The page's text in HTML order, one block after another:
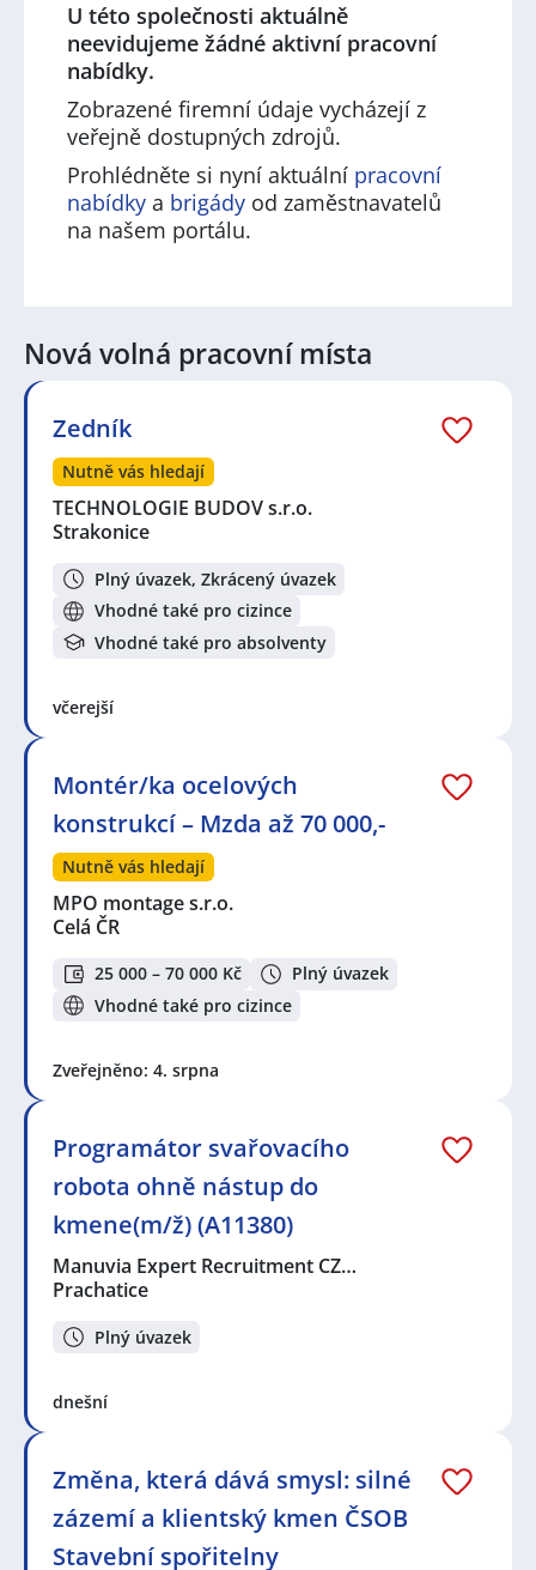
U této společnosti aktuálně
neevidujeme žádné aktivní pracovní
nabídky.
Zobrazené firemní údaje vycházejí z
veřejně dostupných zdrojů.
Prohlédněte si nyní aktuální pracovní
nabídky a brigády od zaměstnavatelů
na našem portálu.
Nová volná pracovní místa
Zedník
Nutně vás hledají
TECHNOLOGIE BUDOV s.r.o.
Strakonice
Plný úvazek, Zkrácený úvazek
Vhodné také pro cizince
Vhodné také pro absolventy
včerejší
Montér/ka ocelových
konstrukcí – Mzda až 70 000,-
Nutně vás hledají
MPO montage s.r.o.
Celá ČR
25 000 – 70 000 Kč
Plný úvazek
Vhodné také pro cizince
Zveřejněno: 4. srpna
Programátor svařovacího
robota ohně nástup do
kmene(m/ž) (A11380)
Manuvia Expert Recruitment CZ…
Prachatice
Plný úvazek
dnešní
Změna, která dává smysl: silné
zázemí a klientský kmen ČSOB
Stavební spořitelny